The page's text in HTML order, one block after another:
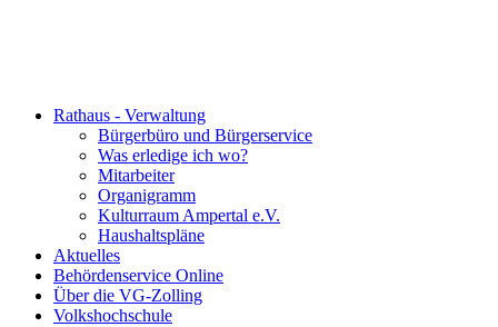
Rathaus - Verwaltung
Bürgerbüro und Bürgerservice
Was erledige ich wo?
Mitarbeiter
Organigramm
Kulturraum Ampertal e.V.
Haushaltspläne
Aktuelles
Behördenservice Online
Über die VG-Zolling
Volkshochschule